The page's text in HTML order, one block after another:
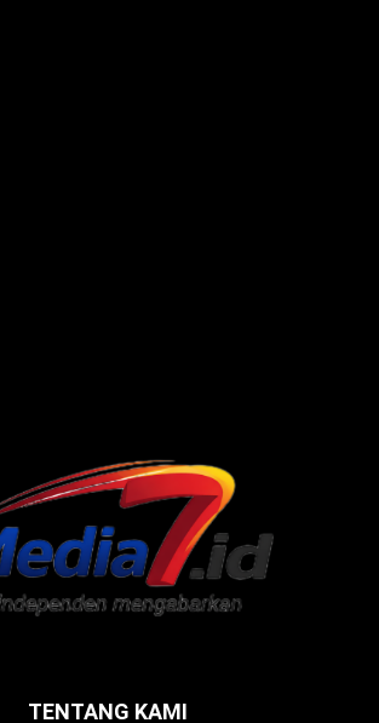
TENTANG KAMI